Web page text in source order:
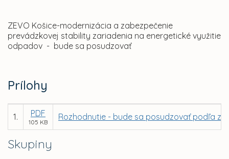
Skupiny
ZEVO Košice-modernizácia a zabezpečenie
prevádzkovej stability zariadenia na energetické využitie
odpadov - bude sa posudzovať
Prílohy
1. PDF
105 KB
Rozhodnutie - bude sa posudzovať podľa